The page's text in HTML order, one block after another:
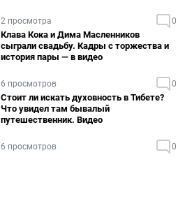
2 просмотра 0
Клава Кока и Дима Масленников
сыграли свадьбу. Кадры с торжества и
история пары — в видео
6 просмотров 0
Стоит ли искать духовность в Тибете?
Что увидел там бывалый
путешественник. Видео
6 просмотров 0